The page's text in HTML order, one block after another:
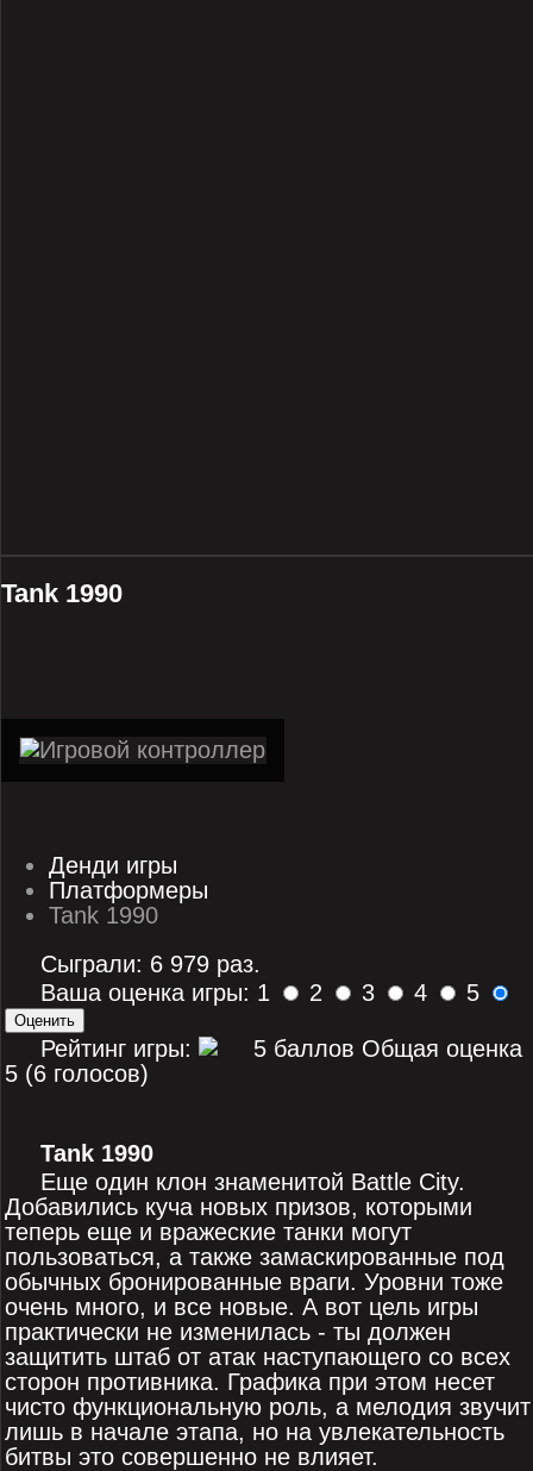
Tank 1990
Денди игры
Платформеры
Tank 1990
Сыграли: 6 979 раз.
Ваша оценка игры: 1
2 3 4 5
Рейтинг игры:
Общая оценка
5 (6 голосов)
Tank 1990
Еще один клон знаменитой Battle City.
Добавились куча новых призов, которыми
теперь еще и вражеские танки могут
пользоваться, а также замаскированные под
обычных бронированные враги. Уровни тоже
очень много, и все новые. А вот цель игры
практически не изменилась - ты должен
защитить штаб от атак наступающего со всех
сторон противника. Графика при этом несет
чисто функциональную роль, а мелодия звучит
лишь в начале этапа, но на увлекательность
битвы это совершенно не влияет.